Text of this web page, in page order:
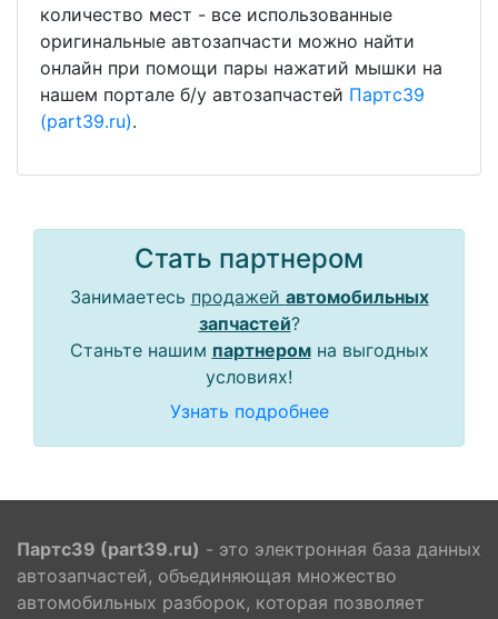
количество мест - все использованные
оригинальные автозапчасти можно найти
онлайн при помощи пары нажатий мышки на
нашем портале б/у автозапчастей Партс39
(part39.ru).
Стать партнером
Занимаетесь продажей автомобильных
запчастей?
Станьте нашим партнеромна выгодных
условиях!
Узнать подробнее
Партс39 (part39.ru) - это электронная база данных
автозапчастей, объединяющая множество
автомобильных разборок, которая позволяет